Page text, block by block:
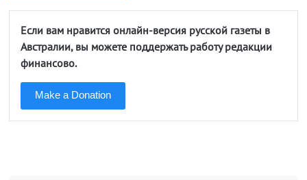
Если вам нравится онлайн-версия русской газеты в
Австралии, вы можете поддержать работу редакции
финансово.
Make a Donation